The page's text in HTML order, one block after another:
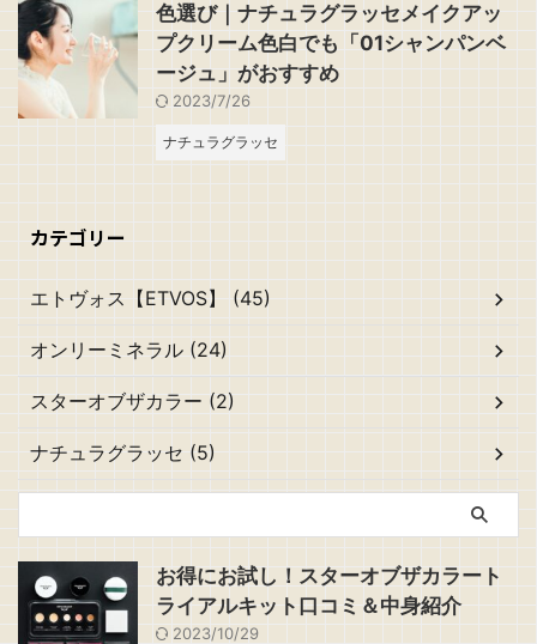
色選び｜ナチュラグラッセメイクアッ
プクリーム色白でも「01シャンパンベ
ージュ」がおすすめ
2023/7/26
ナチュラグラッセ
カテゴリー
エトヴォス【ETVOS】 (45)
オンリーミネラル (24)
スターオブザカラー (2)
ナチュラグラッセ (5)
お得にお試し！スターオブザカラート
ライアルキット口コミ＆中身紹介
2023/10/29